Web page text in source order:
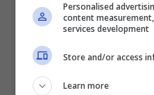
destro per poi
attenzione, ad altri
seguito ha subito
chirurgici alla mano
Personalised
content
services development
Store and/or access
Learn more